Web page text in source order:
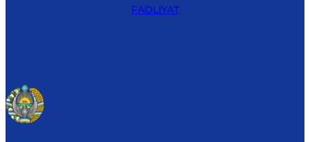
FAOLIYAT